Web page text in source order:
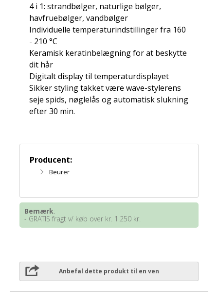
4 i 1: strandbølger, naturlige bølger,
havfruebølger, vandbølger
Individuelle temperaturindstillinger fra 160
- 210 °C
Keramisk keratinbelægning for at beskytte
dit hår
Digitalt display til temperaturdisplayet
Sikker styling takket være wave-stylerens
seje spids, nøglelås og automatisk slukning
efter 30 min.
Producent:
Beurer
Bemærk:
- GRATIS fragt v/ køb over kr. 1.250 kr.
Anbefal dette produkt til en ven